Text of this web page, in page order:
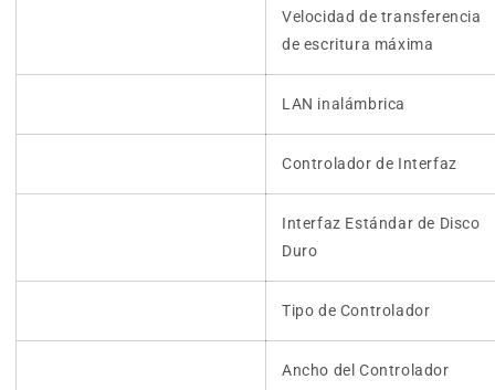
Velocidad de transferencia
de escritura máxima
LAN inalámbrica
Controlador de Interfaz
Interfaz Estándar de Disco
Duro
Tipo de Controlador
Ancho del Controlador